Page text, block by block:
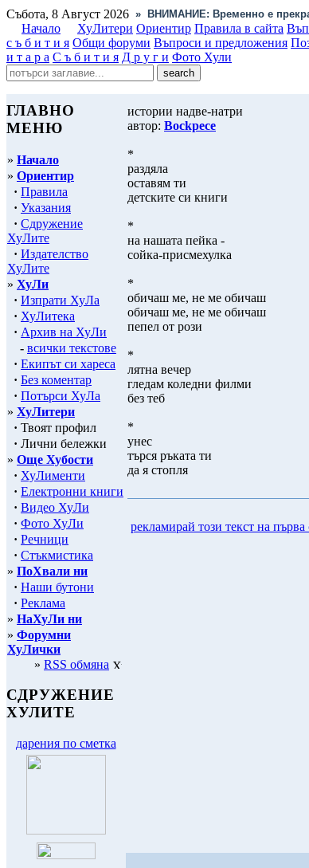
Събота, 8 Август 2026 » ВНИМАНИЕ: Временно е
Начало
ХуЛитери Ориентир Правила в сайта
с ъ б и т и я Общи форуми Въпроси и предложения
и т а р а С ъ б и т и я Д р у г и Фото Хули
ГЛАВНО
МЕНЮ
» Начало
» Ориентир
· Правила
· Указания
· Сдружение
ХуЛите
· Издателство
ХуЛите
» ХуЛи
· Изпрати ХуЛа
· ХуЛитека
· Архив на ХуЛи
- всички текстове
· Екипът си хареса
· Без коментар
· Потърси ХуЛа
» ХуЛитери
· Твоят профил
· Лични бележки
» Още Хубости
· ХуЛименти
· Електронни книги
· Видео ХуЛи
· Фото ХуЛи
· Речници
· Стъкмистика
» ПоХвали ни
· Наши бутони
· Реклама
» НаХуЛи ни
» Форумни
ХуЛички
» RSS обмяна
СДРУЖЕНИЕ
ХУЛИТЕ
дарения по сметка
истории надве-натри
автор: Bockpece
*
раздяла
оставям ти
детските си книги
*
на нашата пейка -
сойка-присмехулка
*
обичаш ме, не ме обичаш
обичаш ме, не ме обичаш
пепел от рози
*
лятна вечер
гледам коледни филми
без теб
*
унес
търся ръката ти
да я стопля
рекламирай този текст на първа